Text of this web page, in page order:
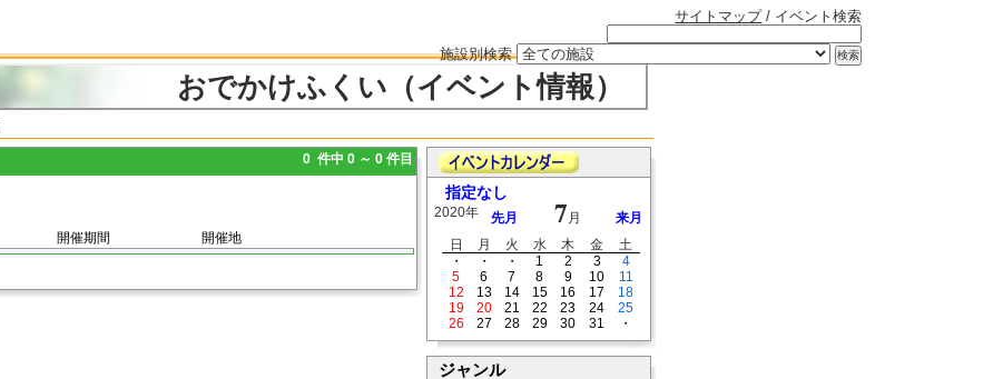
サイトマップ/ イベント検索
施設別検索
おでかけふくい（イベント情報）
0 件中 0 ～ 0 件目
開催期間 開催地
指定なし
2020年 先月 7 月
来月
日
月 火 水 木 金
土
・
・ ・ 1 2 3
4
5
6 7 8 9 10
11
12
13 14 15 16 17
18
19
20 21 22 23 24
25
26
27 28 29 30 31 ・
ジャンル